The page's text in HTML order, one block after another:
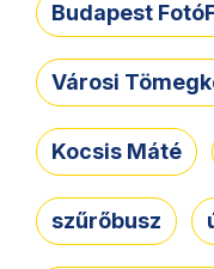
Budapest
Városi
Kocsis Máté
szűrőbusz